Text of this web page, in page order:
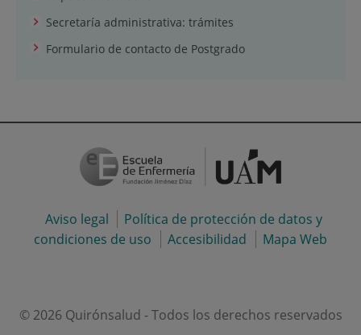
Secretaría administrativa: trámites
Formulario de contacto de Postgrado
Aviso legal
Política de protección de datos y
condiciones de uso
Accesibilidad Mapa Web
© 2026 Quirónsalud - Todos los derechos reservados